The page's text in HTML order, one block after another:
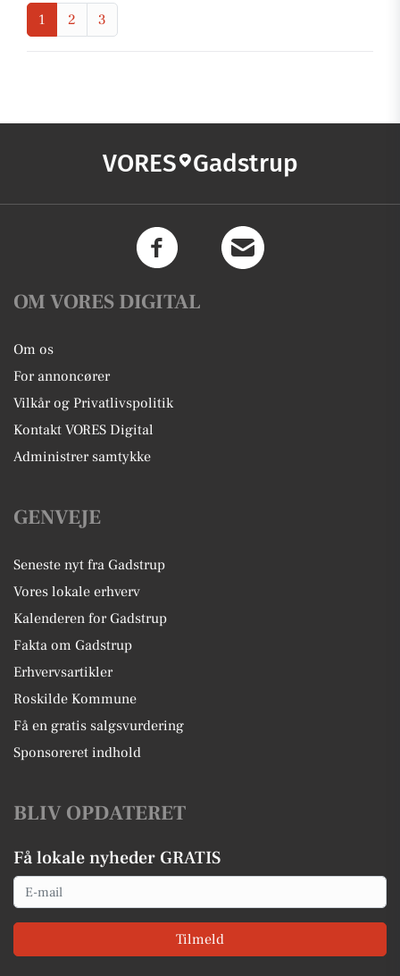
1 2 3
VORES Gadstrup
OM VORES DIGITAL
Om os
For annoncører
Vilkår og Privatlivspolitik
Kontakt VORES Digital
Administrer samtykke
GENVEJE
Seneste nyt fra Gadstrup
Vores lokale erhverv
Kalenderen for Gadstrup
Fakta om Gadstrup
Erhvervsartikler
Roskilde Kommune
Få en gratis salgsvurdering
Sponsoreret indhold
BLIV OPDATERET
Få lokale nyheder GRATIS
Email
Tilmeld